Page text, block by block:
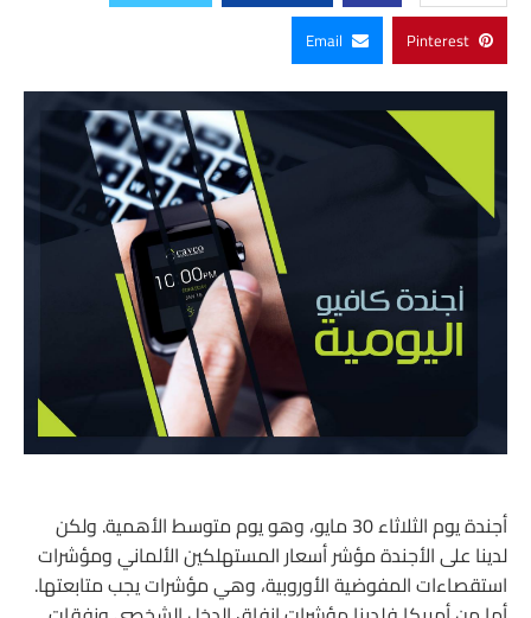
Pinterest
Email
أجندة يوم الثلاثاء 30 مايو، وهو يوم متوسط الأهمية. ولكن
لدينا على الأجندة مؤشر أسعار المستهلكين الألماني ومؤشرات
استقصاءات المفوضية الأوروبية، وهي مؤشرات يجب متابعتها.